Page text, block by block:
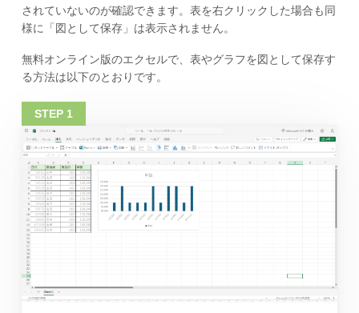
されていないのが確認できます。表を右クリックした場合も同
様に「図として保存」は表示されません。
無料オンライン版のエクセルで、表やグラフを図として保存す
る方法は以下のとおりです。